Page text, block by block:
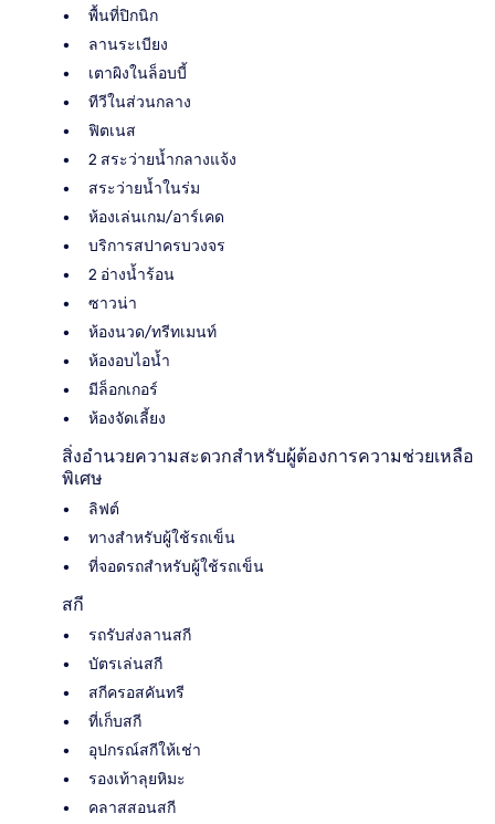
พื้นที่ปิกนิก
ลานระเบียง
เตาผิงในล็อบบี้
ทีวีในส่วนกลาง
ฟิตเนส
2 สระว่ายน้ำกลางแจ้ง
สระว่ายน้ำในร่ม
ห้องเล่นเกม/อาร์เคด
บริการสปาครบวงจร
2 อ่างน้ำร้อน
ซาวน่า
ห้องนวด/ทรีทเมนท์
ห้องอบไอน้ำ
มีล็อกเกอร์
ห้องจัดเลี้ยง
สิ่งอำนวยความสะดวกสำหรับผู้ต้องการความช่วยเหลือ
พิเศษ
ลิฟต์
ทางสำหรับผู้ใช้รถเข็น
ที่จอดรถสำหรับผู้ใช้รถเข็น
สกี
รถรับส่งลานสกี
บัตรเล่นสกี
สกีครอสคันทรี
ที่เก็บสกี
อุปกรณ์สกีให้เช่า
รองเท้าลุยหิมะ
คลาสสอนสกี